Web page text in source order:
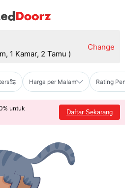
1 Kamar, 2 Tamu )
Change
Harga per Malam Rating
untuk
Daftar Sekarang